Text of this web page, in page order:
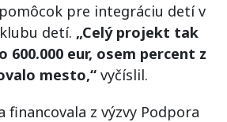
pre integráciu detí v
detí. „Celý projekt tak
600.000 eur, osem percent z
mesto,“ vyčíslil.
financovala z výzvy Podpora